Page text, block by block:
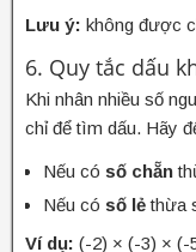
Lưu ý: không được
6. Quy tắc dấu
Khi nhân nhiều số
chỉ để tìm dấu. Hãy
Nếu có số chẵn
Nếu có số lẻthừa
Ví dụ: (-2) × (-3) × (-